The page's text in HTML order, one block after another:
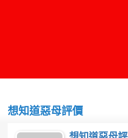
想知道惡母評價